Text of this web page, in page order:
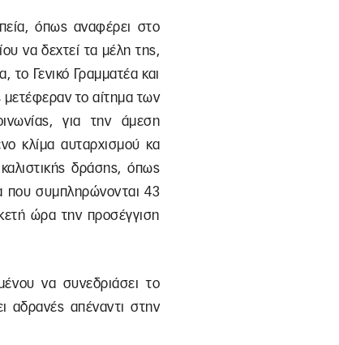
όπως αναφέρει στο
να δεχτεί τα μέλη της,
Γενικό Γραμματέα και
μετέφεραν το αίτημα των
για την άμεση
κλίμα αυταρχισμού κα
δράσης, όπως
που συμπληρώνονται 43
ώρα την προσέγγιση
να συνεδριάσει το
αδρανές απέναντι στην